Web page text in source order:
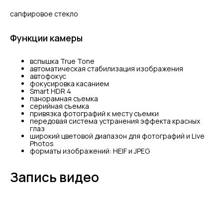
сапфировое стекло
Функции камеры
вспышка True Tone
автоматическая стабилизация изображения
автофокус
фокусировка касанием
Smart HDR 4
панорамная съемка
серийная съемка
привязка фотографий к месту съемки
передовая система устранения эффекта красных
глаз
широкий цветовой диапазон для фотографий и Live
Photos
форматы изображений: HEIF и JPEG
Запись видео